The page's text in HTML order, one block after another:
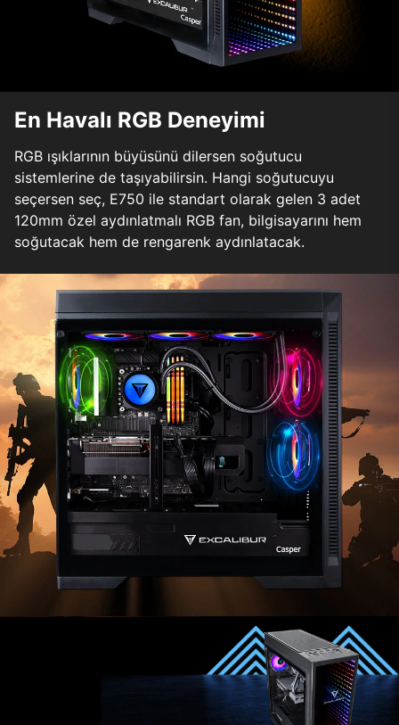
En Havalı RGB Deneyimi
RGB ışıklarının büyüsünü dilersen soğutucu
sistemlerine de taşıyabilirsin. Hangi soğutucuyu
seçersen seç, E750 ile standart olarak gelen 3 adet
120mm özel aydınlatmalı RGB fan, bilgisayarını hem
soğutacak hem de rengarenk aydınlatacak.